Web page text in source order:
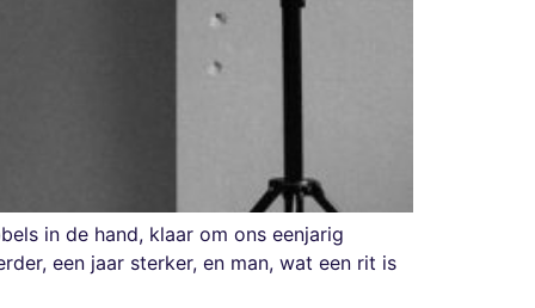
in de hand, klaar om ons eenjarig
een jaar sterker, en man, wat een rit is